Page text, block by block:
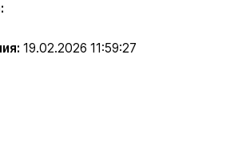
19.02.2026 11:59:27